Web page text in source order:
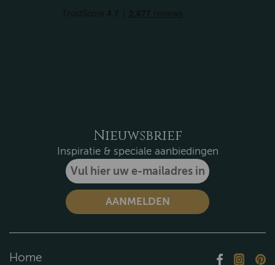
Nieuwsbrief
Inspiratie & speciale aanbiedingen
Home